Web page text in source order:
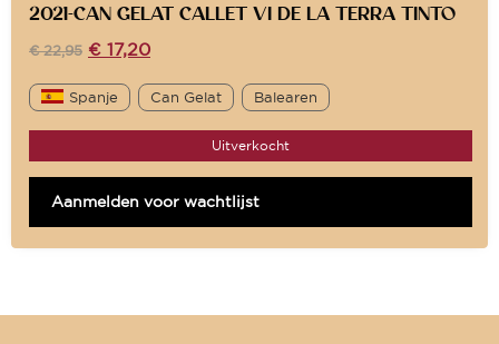
2021-CAN GELAT CALLET VI DE LA TERRA TINTO
€22,95 € 17,20
Spanje Can Gelat Balearen
Uitverkocht
Aanmelden voor wachtlijst